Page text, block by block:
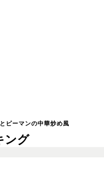
ピーマンの中華炒め風
ング